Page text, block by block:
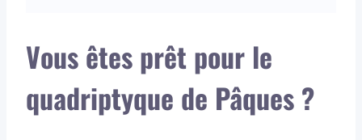
Vous êtes prêt pour le
quadriptyque de Pâques ?